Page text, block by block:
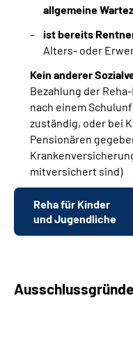
allgemeine
ist bereits
Alters- oder
Kein anderer
Bezahlung der
nach einem
zuständig, oder bei
Pensionären
mitversichert sind)
Reha für Kinder
und Jugendliche
Ausschlussgründe